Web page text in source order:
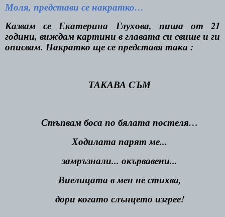
Моля, представи се накратко…
Казвам се Екатерина Глухова, пиша от 21
години, виждам картини в главата си свише и ги
описвам. Накратко ще се представя така :
ТАКАВА СЪМ
Стъпвам боса по бялата постеля…
Ходилата парят ме...
замръзнали... окървавени...
Виелицата в мен не стихва,
дори когато слънцето изгрее!